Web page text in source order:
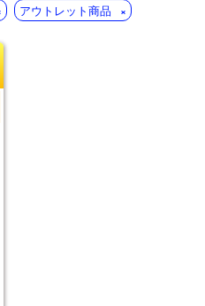
アウトレット商品